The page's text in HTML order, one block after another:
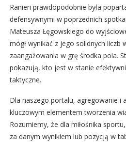
Ranieri prawdopodobnie była
defensywnymi w poprzednich
Mateusza Łęgowskiego do
mógł wynikać z jego solidnych liczb
zaangażowania w grę środka pola.
pokazują, kto jest w stanie
taktyczne.
Dla naszego portalu, agregowanie i
kluczowym elementem tworzenia
Rozumiemy, że dla miłośnika
za danym wynikiem lub pozycją w